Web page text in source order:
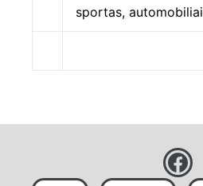
sportas, automobiliai